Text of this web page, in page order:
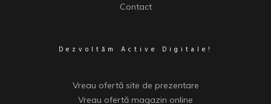
Contact
Dezvoltăm Active Digitale!
Vreau ofertă site de prezentare
Vreau ofertă magazin online